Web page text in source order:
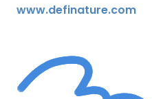
www.definature.com